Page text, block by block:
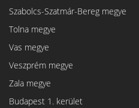
Szabolcs-Szatmár-Bereg megye
Tolna megye
Vas megye
Veszprém megye
Zala megye
Budapest 1. kerület